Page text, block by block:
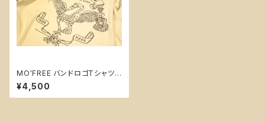
MO'FREE バンドロゴTシャツ
【B・フロントハトロゴ】
¥4,500